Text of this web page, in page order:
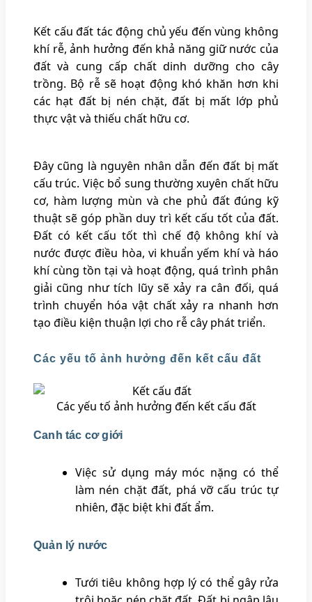
Kết cấu đất tác động chủ yếu đến vùng không
khí rễ, ảnh hưởng đến khả năng giữ nước của
đất và cung cấp chất dinh dưỡng cho cây
trồng. Bộ rễ sẽ hoạt động khó khăn hơn khi
các hạt đất bị nén chặt, đất bị mất lớp phủ
thực vật và thiếu chất hữu cơ.
Đây cũng là nguyên nhân dẫn đến đất bị mất
cấu trúc. Việc bổ sung thường xuyên chất hữu
cơ, hàm lượng mùn và che phủ đất đúng kỹ
thuật sẽ góp phần duy trì kết cấu tốt của đất.
Đất có kết cấu tốt thì chế độ không khí và
nước được điều hòa, vi khuẩn yếm khí và háo
khí cùng tồn tại và hoạt động, quá trình phân
giải cũng như tích lũy sẽ xảy ra cân đối, quá
trình chuyển hóa vật chất xảy ra nhanh hơn
tạo điều kiện thuận lợi cho rễ cây phát triển.
Các yếu tố ảnh hưởng đến kết cấu đất
Các yếu tố ảnh hưởng đến kết cấu đất
Canh tác cơ giới
Việc sử dụng máy móc nặng có thể
làm nén chặt đất, phá vỡ cấu trúc tự
nhiên, đặc biệt khi đất ẩm.
Quản lý nước
Tưới tiêu không hợp lý có thể gây rửa